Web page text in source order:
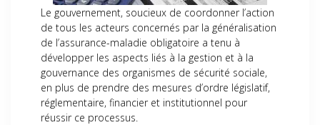
Le gouvernement, soucieux de coordonner l’action
de tous les acteurs concernés par la généralisation
de l’assurance-maladie obligatoire a tenu à
développer les aspects liés à la gestion et à la
gouvernance des organismes de sécurité sociale,
en plus de prendre des mesures d’ordre législatif,
réglementaire, financier et institutionnel pour
réussir ce processus.